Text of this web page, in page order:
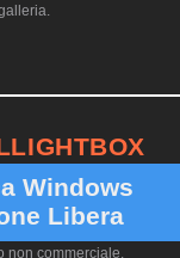
Windows
Libera
non commerciale.